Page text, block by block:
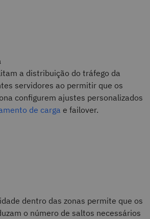
a distribuição do tráfego da
servidores ao permitir que os
configurem ajustes personalizados
de carga e failover.
dentro das zonas permite que os
o número de saltos necessários